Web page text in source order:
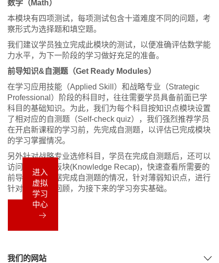
数学（Math）
本模块有四项测试，每项测试包含十道难度不同的问题，考
察形式为选择题和填空题。
我们建议学员独立完成此模块的测试，以便准确评估数学能
力水平，为下一阶段的学习做好充足的准备。
前导知识&自测题（Get Ready Modules）
在学习应用技能（Applied Skill）和战略专业（Strategic
Professional）阶段的科目时，往往需要学员具备前面已学
科目的基础知识。为此，我们为每个科目按知识点模块设置
了相对应的自测题（Self-check quiz），我们强烈推荐学员
在开启新课程的学习前，先完成自测题，以评估已完成模块
的学习掌握情况。
另外针对战略专业选修科目，学员在完成自测题后，还可以
访问知识回顾板块(Knowledge Recap)，快速查看所需要的
前导知识，根据完成自测题的情况，针对薄弱知识点，进行
针对性的知识回顾，为接下来的学习夯实基础。
进入
虚拟
学习
中心
我们的网站